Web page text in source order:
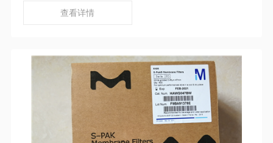
准的方法。说明: S-Pak 滤膜，0.45um 47mm 白色网格。包
查看详情